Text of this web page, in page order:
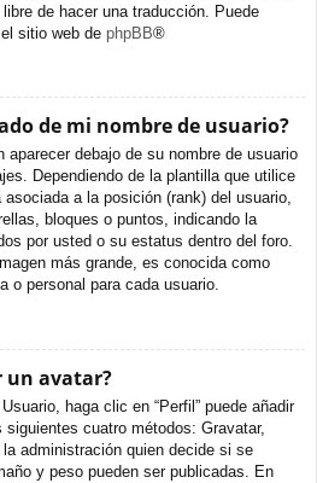
de hacer una traducción. Puede
sitio web de phpBB®
de mi nombre de usuario?
aparecer debajo de su nombre de usuario
Dependiendo de la plantilla que utilice
a la posición (rank) del usuario,
bloques o puntos, indicando la
por usted o su estatus dentro del foro.
más grande, es conocida como
o personal para cada usuario.
un avatar?
haga clic en “Perfil” puede añadir
cuatro métodos: Gravatar,
administración quien decide si se
y peso pueden ser publicadas. En